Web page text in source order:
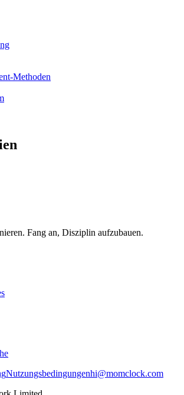
Methoden
Fang an, Disziplin aufzubauen.
Nutzungsbedingungenhi@momclock.com